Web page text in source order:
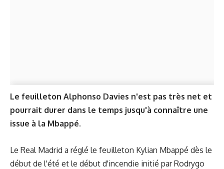
Le feuilleton Alphonso Davies n'est pas très net et
pourrait durer dans le temps jusqu'à connaître une
issue à la Mbappé.
Le Real Madrid a réglé le feuilleton Kylian Mbappé dès le
début de l'été et le début d'incendie initié par Rodrygo